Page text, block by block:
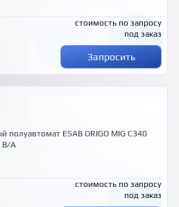
стоимость по запросу
под заказ
Запросить
полуавтомат ESAB ORIGO MIG C340
B/A
стоимость по запросу
под заказ